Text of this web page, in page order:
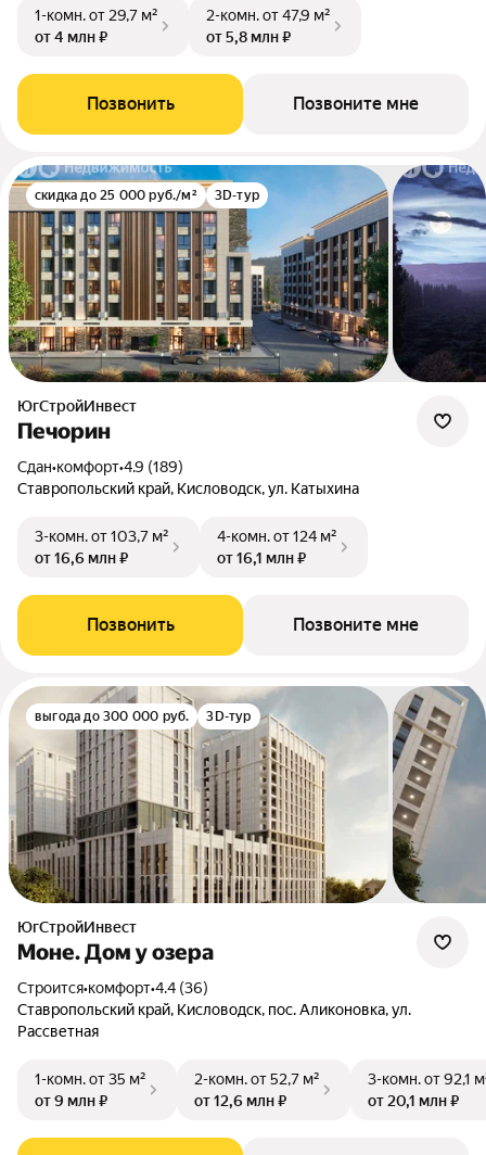
1-комн.от 29,7 м²
от 4 млн ₽
2-комн.от 47,9 м²
от 5,8 млн ₽
Позвонить Позвоните мне
скидка до 25 000 руб./м² 3D-тур
ЮгСтройИнвест
Печорин
Сдан•комфорт•4.9 (189)
Ставропольский край, Кисловодск, ул. Катыхина
3-комн.от 103,7 м²
от 16,6 млн ₽
4-комн.от 124 м²
от 16,1 млн ₽
Позвонить Позвоните мне
выгода до 300 000 руб. 3D-тур
ЮгСтройИнвест
Моне. Дом у озера
Строится•комфорт•4.4 (36)
Ставропольский край, Кисловодск, пос. Аликоновка, ул.
Рассветная
1-комн.от 35 м²
от 9 млн ₽
2-комн.от 52,7 м²
от 12,6 млн ₽
3-комн.от 92,1
от 20,1 млн ₽